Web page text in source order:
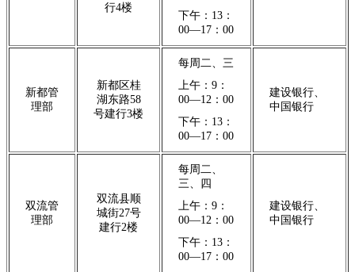
行4楼
下午：13：
00—17：00
新都管
理部
新都区桂
湖东路58
号建行3楼
每周二、三
上午：9：
00—12：00
下午：13：
00—17：00
建设银行、
中国银行
双流管
理部
双流县顺
城街27号
建行2楼
每周二、
三、四
上午：9：
00—12：00
下午：13：
00—17：00
建设银行、
中国银行